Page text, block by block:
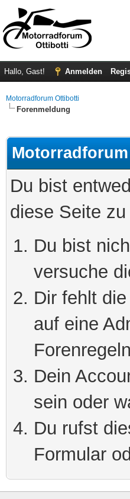
Hallo, Gast! Anmelden
Motorradforum Ottibotti
Forenmeldung
Du bist
diese Seite
Du bist
versuche
Dir fehlt
auf eine
Dein
sein oder
Du rufst
Formular